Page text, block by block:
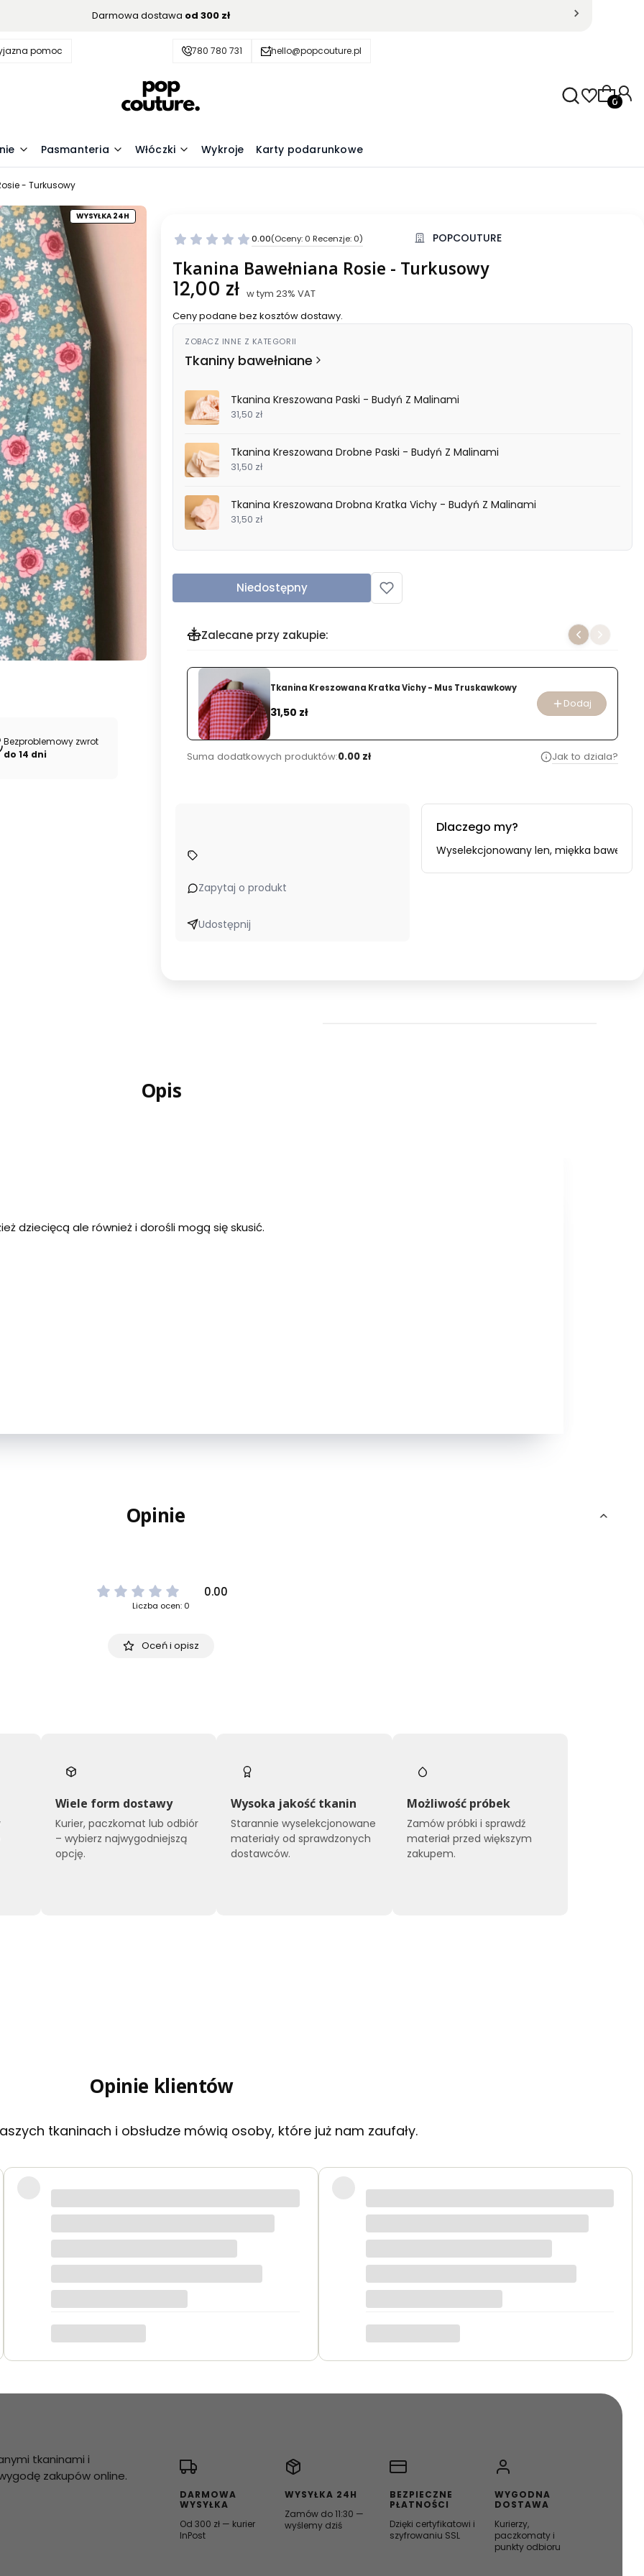
Darmowa dostawa od 300 zł
pomoc 780 780 731 hello@popcouture.pl
Pasmanteria Włóczki Wykroje Karty podarunkowe
- Turkusowy
Bezproblemowy zwrot
do 14 dni
WYSYŁKA 24H
0.00(Oceny: 0 Recenzje: 0)
Przejdź do sekcji Opinie
POPCOUTURE
Tkanina Bawełniana Rosie - Turkusowy
Cena
12,00 zł w tym 23% VAT
w tym 23% VAT
Ceny podane bez kosztów dostawy.
ZOBACZ INNE Z KATEGORII
Tkaniny bawełniane
Tkanina Kreszowana Paski - Budyń Z Malinami
31,50 zł
Tkanina Kreszowana Drobne Paski - Budyń Z Malinami
31,50 zł
Tkanina Kreszowana Drobna Kratka Vichy - Budyń Z Malinami
31,50 zł
Niedostępny
Zalecane przy zakupie:
Tkanina Kreszowana Kratka Vichy - Mus Truskawkowy
Cena
31,50 zł
Dodaj
Suma dodatkowych produktów:0.00 zł Jak to dziala?
Zapytaj o produkt
Udostępnij
Dlaczego my?
Kupuj u źródła – bezpośrednio od producenta i importera. Wyselekcjonowany len, miękka
Opis
dziecięcą ale również i dorośli mogą się skusić.
Opinie
0.00
Liczba ocen: 0
Oceń i opisz
Wiele form dostawy
Kurier, paczkomat lub odbiór
– wybierz najwygodniejszą
opcję.
Wysoka jakość tkanin
Starannie wyselekcjonowane
materiały od sprawdzonych
dostawców.
Możliwość próbek
Zamów próbki i sprawdź
materiał przed większym
zakupem.
Opinie klientów
tkaninach i obsłudze mówią osoby, które już nam zaufały.
jak na zdjęciach. Zamówienie przyszło szybko i było starannie zapakowane.
tkaninami i
zakupów online.
DARMOWA
WYSYŁKA
Od 300 zł — kurier
InPost
WYSYŁKA 24H
Zamów do 11:30 —
wyślemy dziś
BEZPIECZNE
PŁATNOŚCI
Dzięki certyfikatowi i
szyfrowaniu SSL
WYGODNA
DOSTAWA
Kurierzy,
paczkomaty i
punkty odbioru